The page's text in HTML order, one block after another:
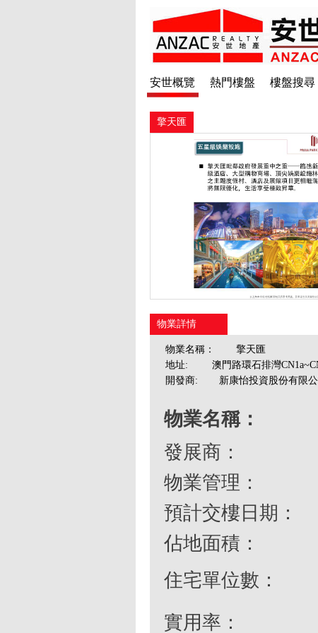
安世概覽 熱門樓盤 樓盤搜尋
擎天匯
物業詳情
物業名稱：
擎天匯
地址:
澳門路環石排灣
開發商:
新康怡投資股份有限公
物業名稱：
發展商：
物業管理：
預計交樓日期：
佔地面積 ：
住宅單位數：
實用率 ：